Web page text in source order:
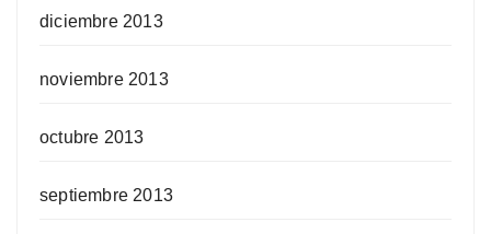
diciembre 2013
noviembre 2013
octubre 2013
septiembre 2013